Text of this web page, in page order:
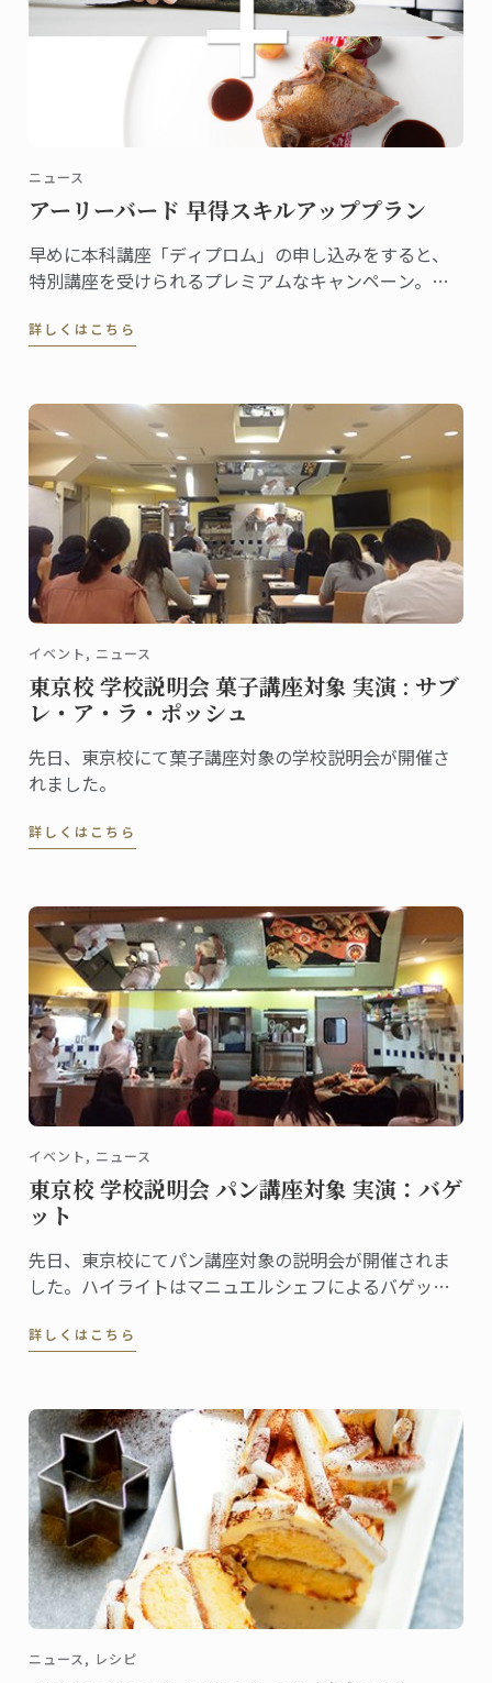
ニュース
アーリーバード 早得スキルアッププラン
早めに本科講座「ディプロム」の申し込みをすると、
特別講座を受けられるプレミアムなキャンペーン。早
スタート。ニュースレターに登録し、最新の情報をお
詳しくはこちら
イベント, ニュース
東京校 学校説明会 菓子講座対象 実演 : サブ
レ・ア・ラ・ポッシュ
先日、東京校にて菓子講座対象の学校説明会が開催さ
れました。
詳しくはこちら
イベント, ニュース
東京校 学校説明会 パン講座対象 実演：バゲ
ット
先日、東京校にてパン講座対象の説明会が開催されま
した。ハイライトはマニュエルシェフによるバゲット
詳しくはこちら
ニュース, レシピ